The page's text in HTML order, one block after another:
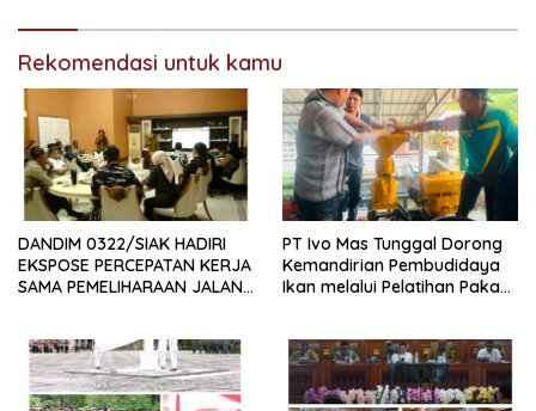
Rekomendasi untuk kamu
DANDIM 0322/SIAK HADIRI
EKSPOSE PERCEPATAN KERJA
SAMA PEMELIHARAAN JALAN
INFRASTRUKTUR
PT Ivo Mas Tunggal Dorong
Kemandirian Pembudidaya
Ikan melalui Pelatihan Pakan